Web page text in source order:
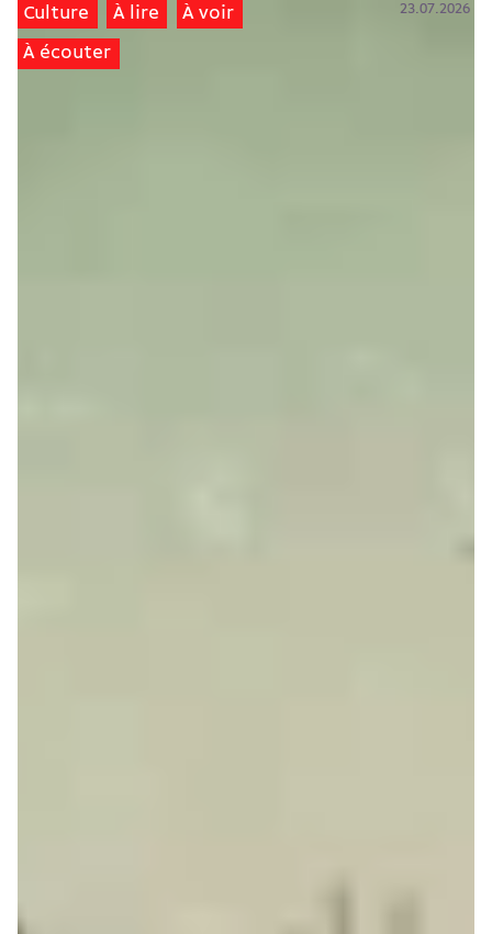
Culture À lire À voir
À écouter
23.07.2026